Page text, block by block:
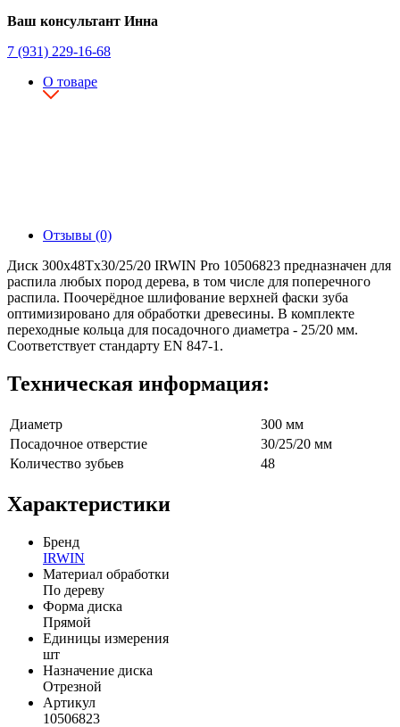
Ваш консультант Инна
7 (931) 229-16-68
О товаре
Отзывы (0)
Диск 300x48Tх30/25/20 IRWIN Pro 10506823 предназначен для
распила любых пород дерева, в том числе для поперечного
распила. Поочерёдное шлифование верхней фаски зуба
оптимизировано для обработки древесины. В комплекте
переходные кольца для посадочного диаметра - 25/20 мм.
Соответствует стандарту EN 847-1.
Техническая информация:
Диаметр
300 мм
Посадочное отверстие
30/25/20 мм
Количество зубьев
48
Характеристики
Бренд
IRWIN
Материал обработки
По дереву
Форма диска
Прямой
Единицы измерения
шт
Назначение диска
Отрезной
Артикул
10506823